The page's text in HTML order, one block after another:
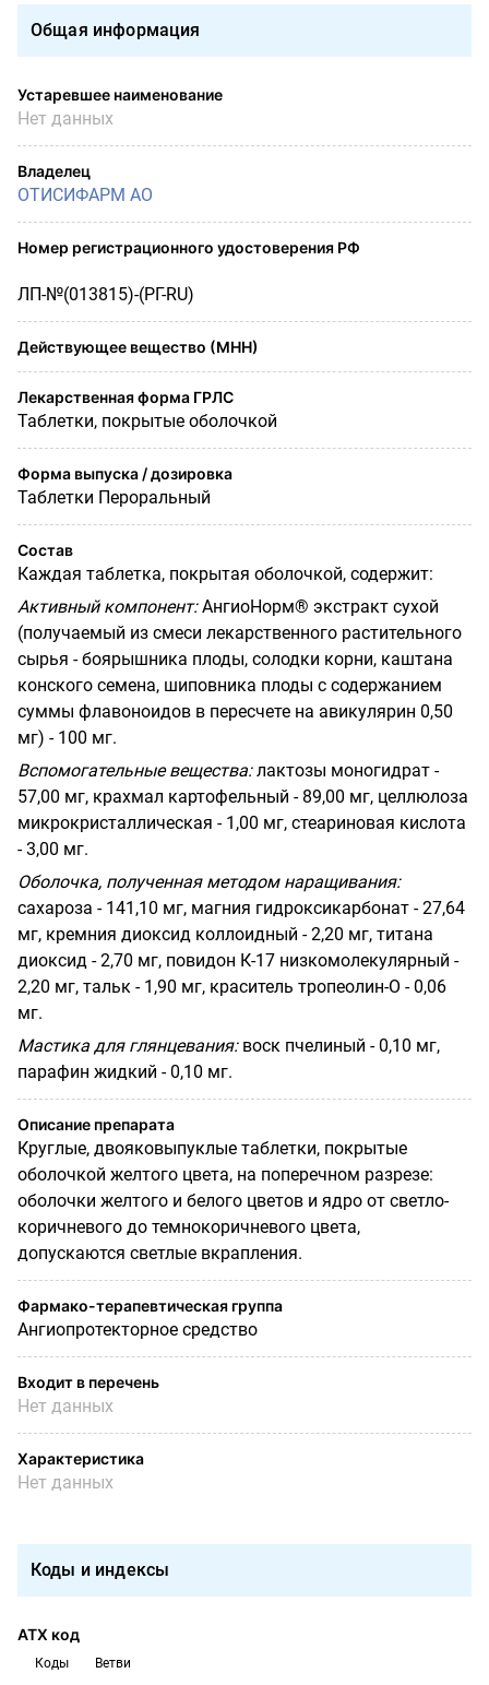
Общая информация
Устаревшее наименование
Нет данных
Владелец
ОТИСИФАРМ АО
Номер регистрационного удостоверения РФ
ЛП-№(013815)-(РГ-RU)
Действующее вещество (МНН)
Лекарственная форма ГРЛС
Таблетки, покрытые оболочкой
Форма выпуска / дозировка
Таблетки Пероральный
Состав
Каждая таблетка, покрытая оболочкой, содержит:
Активный компонент:АнгиоНорм® экстракт сухой
(получаемый из смеси лекарственного растительного
сырья - боярышника плоды, солодки корни, каштана
конского семена, ши­повника плоды с содержанием
суммы флавоноидов в пересчете на авикулярин 0,50
мг) - 100 мг.
Вспомогательные вещества:лактозы моногидрат -
57,00 мг, крахмал картофельный - 89,00 мг, целлюлоза
микрокристаллическая - 1,00 мг, стеариновая кислота
- 3,00 мг.
Оболочка, полученная методом наращивания:
сахароза - 141,10 мг, магния гидроксикарбонат - 27,64
мг, кремния диоксид коллоидный - 2,20 мг, титана
диоксид - 2,70 мг, повидон К-17 низкомолекулярный -
2,20 мг, тальк - 1,90 мг, краситель тропеолин-О - 0,06
мг.
Мастика для глянцевания:воск пчелиный - 0,10 мг,
парафин жидкий - 0,10 мг.
Описание препарата
Круглые, двояковыпуклые таблетки, покрытые
оболочкой желтого цвета, на поперечном разрезе:
оболочки желтого и белого цветов и ядро от светло-
коричневого до темно­коричневого цвета,
допускаются светлые вкрапления.
Фармако-терапевтическая группа
Ангиопротекторное средство
Входит в перечень
Нет данных
Характеристика
Нет данных
Коды и индексы
АТХ код
Коды Ветви